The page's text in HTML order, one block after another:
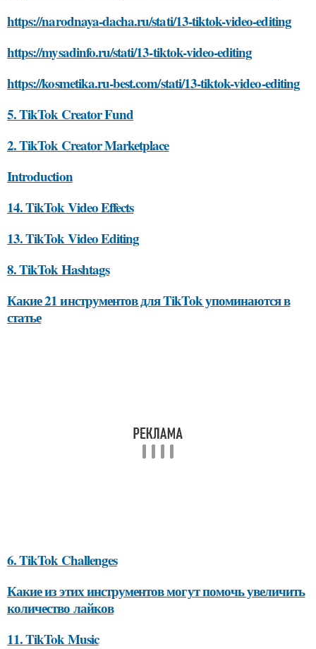
https://narodnaya-dacha.ru/stati/13-tiktok-video-editing
https://mysadinfo.ru/stati/13-tiktok-video-editing
https://kosmetika.ru-best.com/stati/13-tiktok-video-editing
5. TikTok Creator Fund
2. TikTok Creator Marketplace
Introduction
14. TikTok Video Effects
13. TikTok Video Editing
8. TikTok Hashtags
Какие 21 инструментов для TikTok упоминаются в
статье
6. TikTok Challenges
Какие из этих инструментов могут помочь увеличить
количество лайков
11. TikTok Music